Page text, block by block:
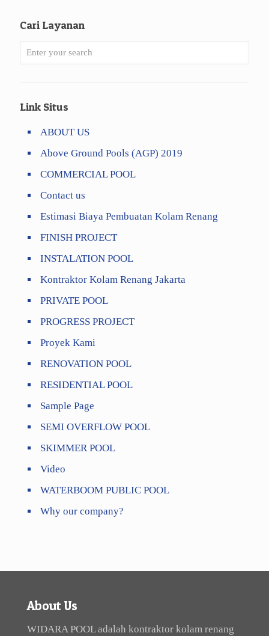
Cari Layanan
Link Situs
ABOUT US
Above Ground Pools (AGP) 2019
COMMERCIAL POOL
Contact us
Estimasi Biaya Pembuatan Kolam Renang
FINISH PROJECT
INSTALATION POOL
Kontraktor Kolam Renang Jakarta
PRIVATE POOL
PROGRESS PROJECT
Proyek Kami
RENOVATION POOL
RESIDENTIAL POOL
Sample Page
SEMI OVERFLOW POOL
SKIMMER POOL
Video
WATERBOOM PUBLIC POOL
Why our company?
About Us
WIDARA POOL adalah kontraktor kolam renang